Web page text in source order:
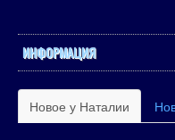
ИНФОРМАЦИЯ
Новое у Наталии